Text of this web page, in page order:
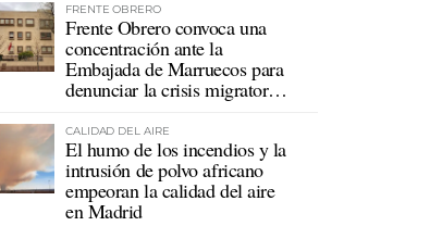
FRENTE OBRERO
Frente Obrero convoca una
concentración ante la
Embajada de Marruecos para
denunciar la crisis migratoria
CALIDAD DEL AIRE
El humo de los incendios y la
intrusión de polvo africano
empeoran la calidad del aire
en Madrid